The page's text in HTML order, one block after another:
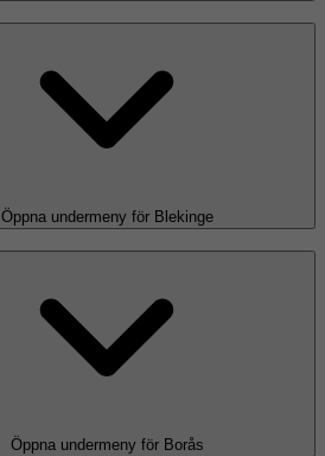
Öppna undermeny för Blekinge
Öppna undermeny för Borås